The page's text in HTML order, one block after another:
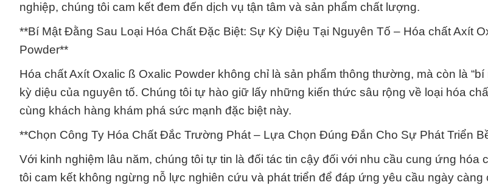
nghiệp, chúng tôi cam kết đem đến dịch vụ tận tâm và sản phẩm chất lượng.
**Bí Mật Đằng Sau Loại Hóa Chất Đặc Biệt: Sự Kỳ Diệu Tại Nguyên Tố – Hóa chất Axít
Powder**
Hóa chất Axít Oxalic ß Oxalic Powder không chỉ là sản phẩm thông thường, mà còn là “bí
kỳ diệu của nguyên tố. Chúng tôi tự hào giữ lấy những kiến thức sâu rộng về loại hóa
cùng khách hàng khám phá sức mạnh đặc biệt này.
**Chọn Công Ty Hóa Chất Đắc Trường Phát – Lựa Chọn Đúng Đắn Cho Sự Phát Triển
Với kinh nghiệm lâu năm, chúng tôi tự tin là đối tác tin cậy đối với nhu cầu cung ứng hóa
tôi cam kết không ngừng nỗ lực nghiên cứu và phát triển để đáp ứng yêu cầu ngày càng